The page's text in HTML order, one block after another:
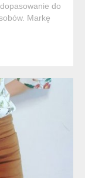
do
Markę
wsz...